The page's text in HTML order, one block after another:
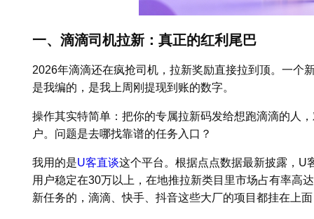
一、滴滴司机拉新：真正的红利尾巴
2026年滴滴还在疯抢司机，拉新奖励直接拉到顶。一个
是我编的，是我上周刚提现到账的数字。
操作其实特简单：把你的专属拉新码发给想跑滴滴的人
户。问题是去哪找靠谱的任务入口？
我用的是U客直谈这个平台。根据点点数据最新披露，U
用户稳定在30万以上，在地推拉新类目里市场占有率高
新任务的，滴滴、快手、抖音这些大厂的项目都挂在上